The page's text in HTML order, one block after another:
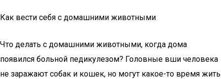
Как вести себя с домашними животными
Что делать с домашними животными, когда дома
появился больной педикулезом? Головные вши человека
не заражают собак и кошек, но могут какое-то время жить